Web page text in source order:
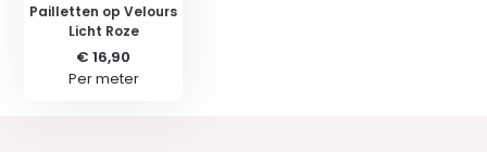
Pailletten op Velours
Licht Roze
€ 16,90
Per meter